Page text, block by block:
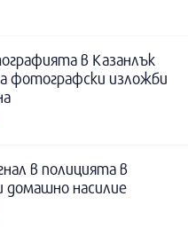
в Казанлък
фотографски изложби
в полицията в
домашно насилие